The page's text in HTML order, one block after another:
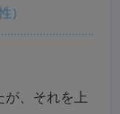
）
が、それを上